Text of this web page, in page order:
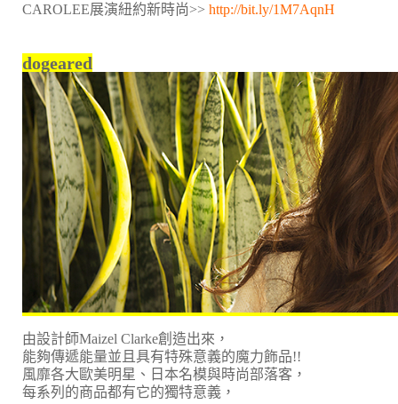
CAROLEE展演紐約新時尚>> http://bit.ly/1M7AqnH
dogeared
由設計師Maizel Clarke創造出來，
能夠傳遞能量並且具有特殊意義的魔力飾品!!
風靡各大歐美明星、日本名模與時尚部落客，
每系列的商品都有它的獨特意義，